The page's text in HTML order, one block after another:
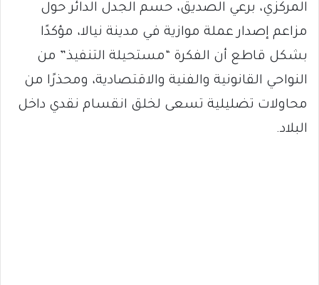
المركزي، برعي الصديق، حسم الجدل الدائر حول
مزاعم إصدار عملة موازية في مدينة نيالا، مؤكدًا
بشكل قاطع أن الفكرة “مستحيلة التنفيذ” من
النواحي القانونية والفنية والاقتصادية، ومحذرًا من
محاولات تضليلية تسعى لخلق انقسام نقدي داخل
البلاد.